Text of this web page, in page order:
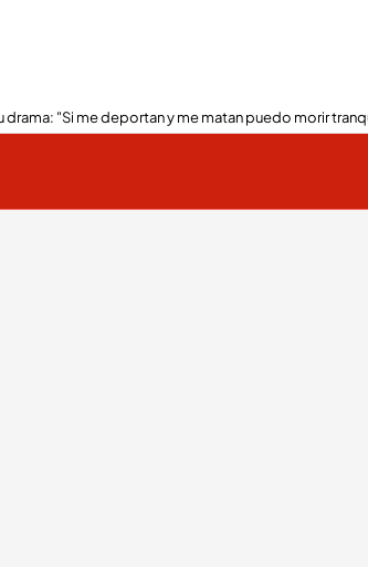
drama: "Si me deportan y me matan puedo morir